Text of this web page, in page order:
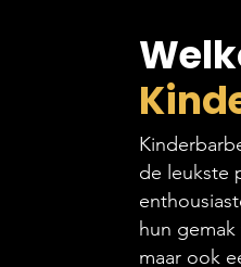
de leukste
hun
maar ook